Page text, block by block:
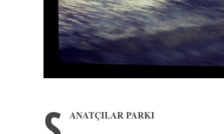
ANATÇILAR PARKI